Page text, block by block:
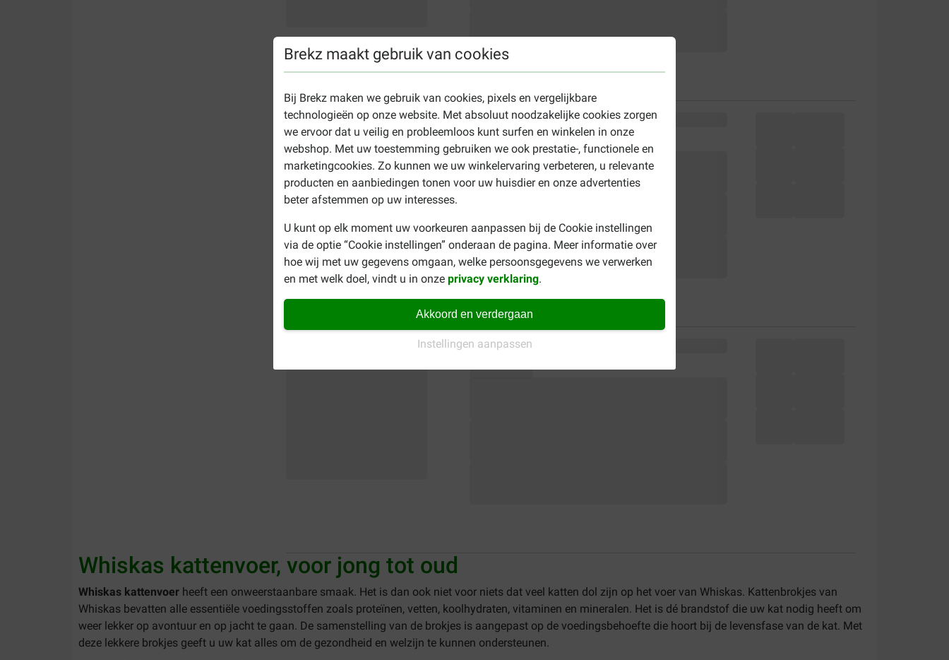
Brekz maakt gebruik van cookies
Bij Brekz maken we gebruik van cookies, pixels en vergelijkbare
technologieën op onze website. Met absoluut noodzakelijke cookies zorgen
we ervoor dat u veilig en probleemloos kunt surfen en winkelen in onze
webshop. Met uw toestemming gebruiken we ook prestatie-, functionele en
marketingcookies. Zo kunnen we uw winkelervaring verbeteren, u relevante
producten en aanbiedingen tonen voor uw huisdier en onze advertenties
beter afstemmen op uw interesses.
U kunt op elk moment uw voorkeuren aanpassen bij de Cookie instellingen
via de optie “Cookie instellingen” onderaan de pagina. Meer informatie over
hoe wij met uw gegevens omgaan, welke persoonsgegevens we verwerken
en met welk doel, vindt u in onze privacy verklaring.
Akkoord en verdergaan
Instellingen aanpassen
Whiskas kattenvoer, voor jong tot oud
Whiskas kattenvoer heeft een onweerstaanbare smaak. Het is dan ook niet voor niets dat veel katten dol zijn op het voer van Whiskas. Kattenbrokjes van
Whiskas bevatten alle essentiële voedingsstoffen zoals proteïnen, vetten, koolhydraten, vitaminen en mineralen. Het is dé brandstof die uw kat nodig heeft om
weer lekker op avontuur en op jacht te gaan. De samenstelling van de brokjes is aangepast op de voedingsbehoefte die hoort bij de levensfase van de kat. Met
deze lekkere brokjes geeft u uw kat alles om de gezondheid en welzijn te kunnen ondersteunen.